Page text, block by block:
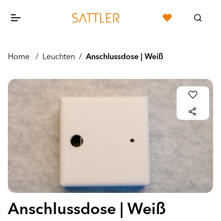
Home / Leuchten / Anschlussdose | Weiß
Anschlussdose | Weiß